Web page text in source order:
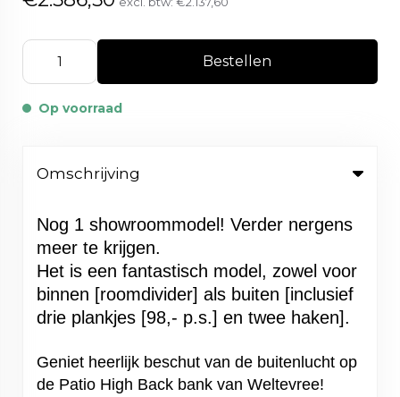
Bestellen
Op voorraad
Omschrijving
Nog 1 showroommodel! Verder nergens
meer te krijgen.
Het is een fantastisch model, zowel voor
binnen [roomdivider] als buiten [inclusief
drie plankjes [98,- p.s.] en twee haken].
Geniet heerlijk beschut van de buitenlucht op
de Patio High Back bank van Weltevree!